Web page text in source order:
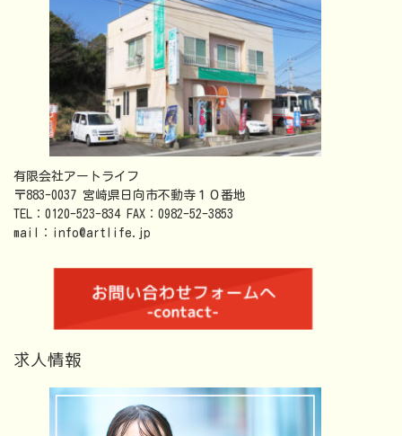
有限会社アートライフ
〒883-0037 宮崎県日向市不動寺１０番地
TEL：0120-523-834 FAX：0982-52-3853
mail：info@artlife.jp
求人情報